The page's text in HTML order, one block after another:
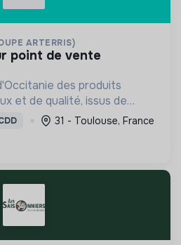
ARTERRIS)
des produits
et de qualité, issus de
agriculture durable, tout
régionaux.
31 - Toulouse, France